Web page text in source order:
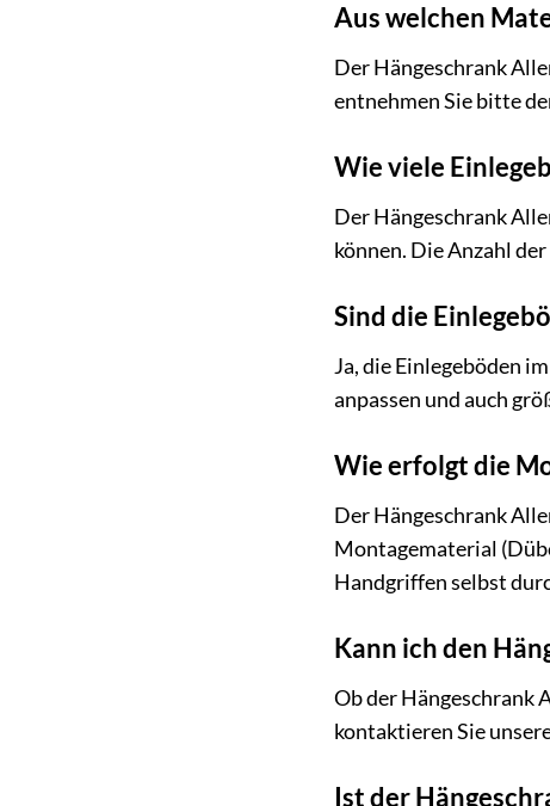
Aus welchen
Der Hängeschrank
entnehmen Sie bitte
Wie viele
Der Hängeschrank
können. Die Anzahl
Sind die
Ja, die Einlegeböden
anpassen und auch
Wie erfolgt die
Der Hängeschrank
Montagematerial
Handgriffen selbst
Kann ich den
Ob der Hängeschrank
kontaktieren Sie
Ist der